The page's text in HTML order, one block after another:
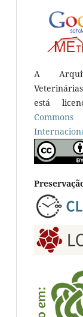
A
está